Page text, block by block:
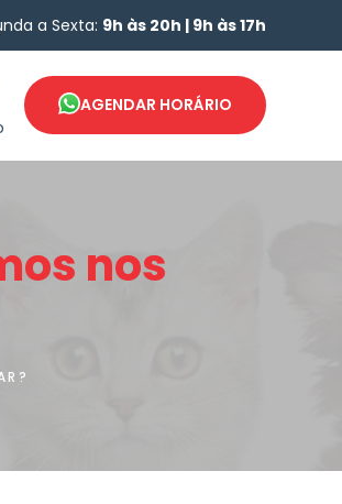
a Sexta: 9h às 20h | 9h às 17h
AGENDAR HORÁRIO
nos